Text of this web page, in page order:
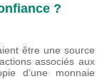
?
être une source
associés aux
d’une monnaie